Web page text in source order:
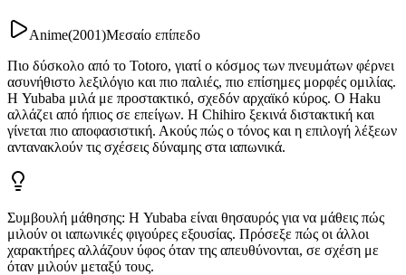
Anime(2001)Μεσαίο επίπεδο
Πιο δύσκολο από το Totoro, γιατί ο κόσμος των πνευμάτων φέρνει
ασυνήθιστο λεξιλόγιο και πιο παλιές, πιο επίσημες μορφές ομιλίας.
Η Yubaba μιλά με προστακτικό, σχεδόν αρχαϊκό κύρος. Ο Haku
αλλάζει από ήπιος σε επείγων. Η Chihiro ξεκινά διστακτική και
γίνεται πιο αποφασιστική. Ακούς πώς ο τόνος και η επιλογή λέξεων
αντανακλούν τις σχέσεις δύναμης στα ιαπωνικά.
Συμβουλή μάθησης: Η Yubaba είναι θησαυρός για να μάθεις πώς
μιλούν οι ιαπωνικές φιγούρες εξουσίας. Πρόσεξε πώς οι άλλοι
χαρακτήρες αλλάζουν ύφος όταν της απευθύνονται, σε σχέση με
όταν μιλούν μεταξύ τους.